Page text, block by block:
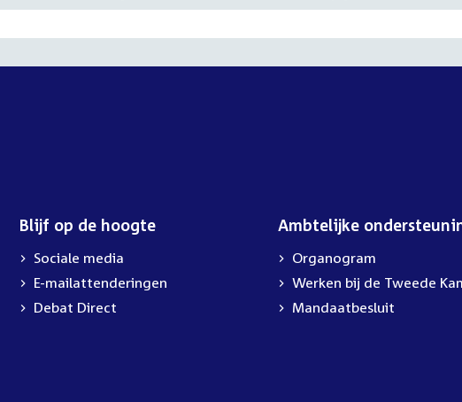
Blijf op de hoogte
Sociale media
E-mailattenderingen
Debat Direct
Ambtelijke
Organogram
External
link:
Werken bij de Tweede
Mandaatbesluit